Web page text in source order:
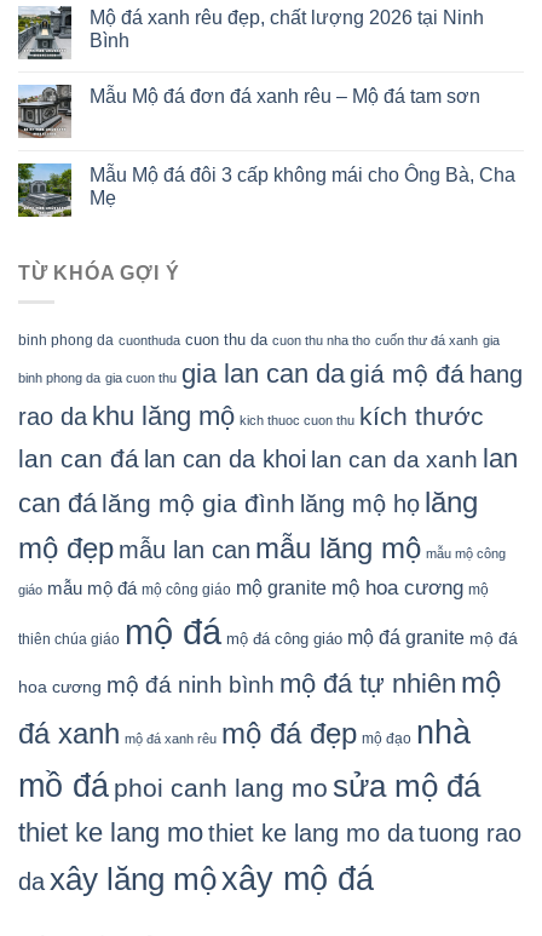
Mộ đá xanh rêu đẹp, chất lượng 2026 tại Ninh
Bình
Mẫu Mộ đá đơn đá xanh rêu – Mộ đá tam sơn
Mẫu Mộ đá đôi 3 cấp không mái cho Ông Bà, Cha
Mẹ
TỪ KHÓA GỢI Ý
binh phong da cuonthuda cuon thu da cuon thu nha tho cuốn thư đá xanh gia
binh phong da gia cuon thu gia lan can dagiá mộ đá hang
rao da khu lăng mộ kich thuoc cuon thu kích thước
lan can đá lan can da khoi lan can da xanh lan
can đá lăng mộ gia đình lăng mộ họ lăng
mộ đẹp mẫu lan can mẫu lăng mộ mẫu mộ công
giáo mẫu mộ đá mộ công giáo mộ granite mộ hoa cương mộ
thiên chúa giáo mộ đá mộ đá công giáo mộ đá granite mộ đá
hoa cương mộ đá ninh bình mộ đá tự nhiên mộ
đá xanh mộ đá xanh rêu mộ đá đẹp mộ đạo nhà
mồ đá phoi canh lang mo sửa mộ đá
thiet ke lang mothiet ke lang mo datuong rao
daxây lăng mộxây mộ đá